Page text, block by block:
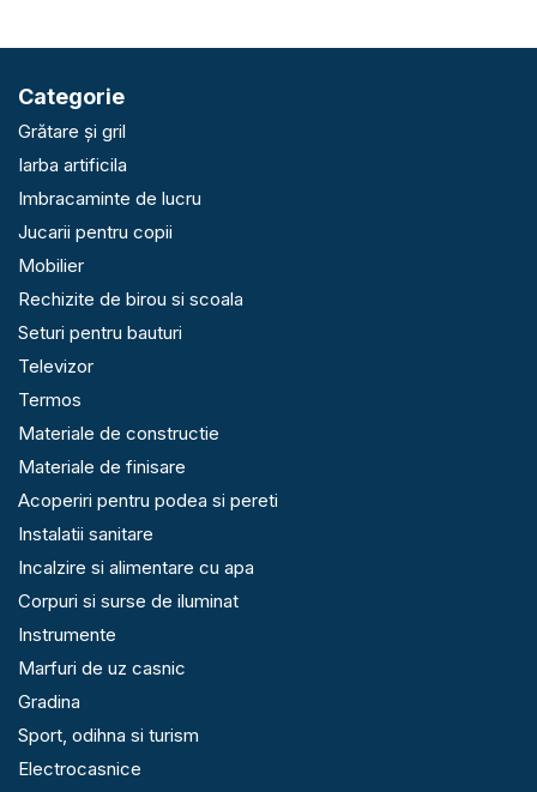
Categorie
Grătare și gril
Iarba artificila
Imbracaminte de lucru
Jucarii pentru copii
Mobilier
Rechizite de birou si scoala
Seturi pentru bauturi
Televizor
Termos
Materiale de constructie
Materiale de finisare
Acoperiri pentru podea si pereti
Instalatii sanitare
Incalzire si alimentare cu apa
Corpuri si surse de iluminat
Instrumente
Marfuri de uz casnic
Gradina
Sport, odihna si turism
Electrocasnice